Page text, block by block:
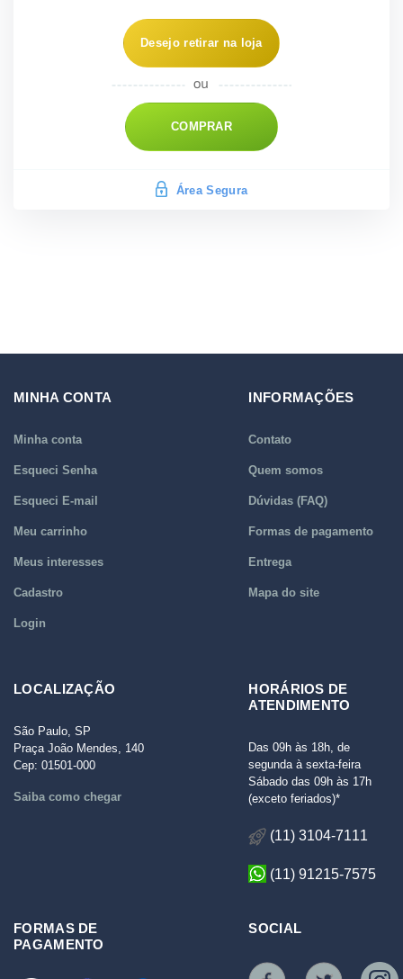
Desejo retirar na loja
COMPRAR
Área Segura
MINHA CONTA
Minha conta
Esqueci Senha
Esqueci E-mail
Meu carrinho
Meus interesses
Cadastro
Login
INFORMAÇÕES
Contato
Quem somos
Dúvidas (FAQ)
Formas de pagamento
Entrega
Mapa do site
LOCALIZAÇÃO
São Paulo, SP
Praça João Mendes, 140
Cep: 01501-000
Saiba como chegar
HORÁRIOS DE
ATENDIMENTO
Das 09h às 18h, de
segunda à sexta-feira
Sábado das 09h às 17h
(exceto feriados)*
(11) 3104-7111
(11) 91215-7575
FORMAS DE
PAGAMENTO
SOCIAL